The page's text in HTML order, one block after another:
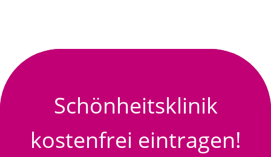
Schönheitsklinik
kostenfrei eintragen!